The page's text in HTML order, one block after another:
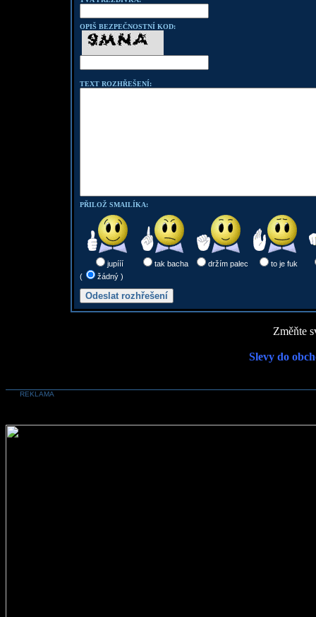
OPIŠ BEZPEČNOSTNÍ KOD:
TEXT ROZHŘEŠENÍ:
PŘILOŽ SMAILÍKA:
jupííí tak bacha držím palec
to je fuk
(
žádný )
Změňte
Slevy do
REKLAMA